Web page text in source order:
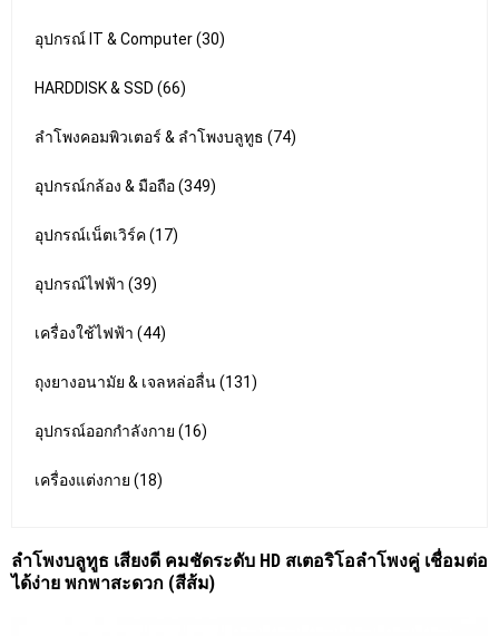
อุปกรณ์ IT & Computer (30)
HARDDISK & SSD (66)
ลำโพงคอมพิวเตอร์ & ลำโพงบลูทูธ (74)
อุปกรณ์กล้อง & มือถือ (349)
อุปกรณ์เน็ตเวิร์ค (17)
อุปกรณ์ไฟฟ้า (39)
เครื่องใช้ไฟฟ้า (44)
ถุงยางอนามัย & เจลหล่อลื่น (131)
อุปกรณ์ออกกำลังกาย (16)
เครื่องแต่งกาย (18)
ลำโพงบลูทูธ เสียงดี คมชัดระดับ HD สเตอริโอลำโพงคู่ เชื่อมต่อ
ได้ง่าย พกพาสะดวก (สีส้ม)